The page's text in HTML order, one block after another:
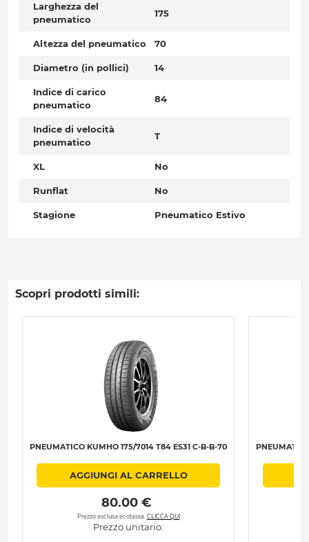
Larghezza del
pneumatico
175
Altezza del pneumatico 70
Diametro (in pollici) 14
Indice di carico
pneumatico
84
Indice di velocità
pneumatico
T
XL No
Runflat No
Stagione Pneumatico Estivo
Scopri prodotti simili:
PNEUMATICO KUMHO 175/7014 T84 ES31 C-B-B-70
AGGIUNGI AL CARRELLO
80.00 €
Prezzo esclusa ecotassa. CLICCA QUI
Prezzo unitario: